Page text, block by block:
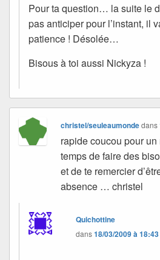
Pour ta question… la suite le
pas anticiper pour l’instant, il
patience ! Désolée…
Bisous à toi aussi Nickyza !
christel/seuleaumondedans
rapide coucou pour
temps de faire des
et de te remercier
absence … christel
Quichottine
dans18/03/2009 à 18:43